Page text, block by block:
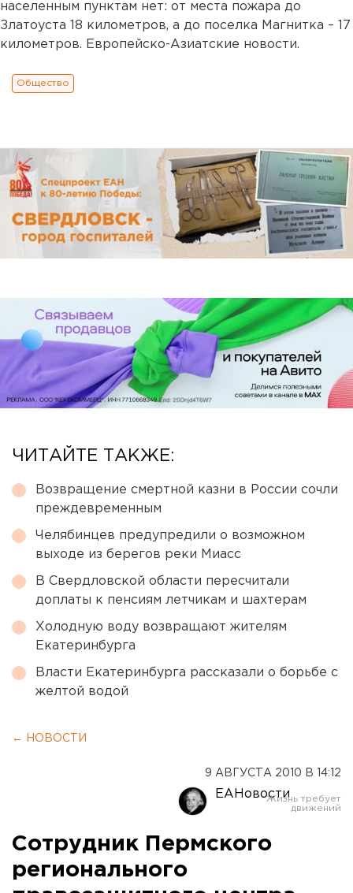
населенным пунктам нет: от места пожара до
Златоуста 18 километров, а до поселка Магнитка – 17
километров. Европейско-Азиатские новости.
Общество
ЧИТАЙТЕ ТАКЖЕ:
Возвращение смертной казни в России сочли
преждевременным
Челябинцев предупредили о возможном
выходе из берегов реки Миасс
В Свердловской области пересчитали
доплаты к пенсиям летчикам и шахтерам
Холодную воду возвращают жителям
Екатеринбурга
Власти Екатеринбурга рассказали о борьбе с
желтой водой
← НОВОСТИ
9 АВГУСТА 2010 В 14:12
ЕАНовости
Сотрудник Пермского
регионального